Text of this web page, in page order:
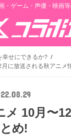
・ゲーム・声優・映画
幸せにできるか?
に放送される秋アニメ
メ 10月〜
め!